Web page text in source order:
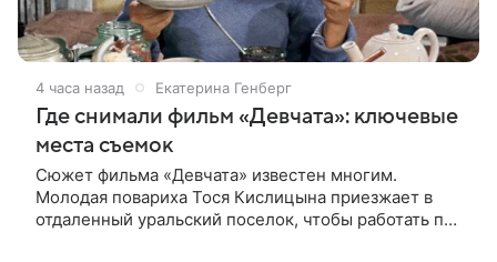
4 часа назад Екатерина Генберг
Где снимали фильм «Девчата»: ключевые
места съемок
Сюжет фильма «Девчата» известен многим.
Молодая повариха Тося Кислицына приезжает в
отдаленный уральский поселок, чтобы работать по